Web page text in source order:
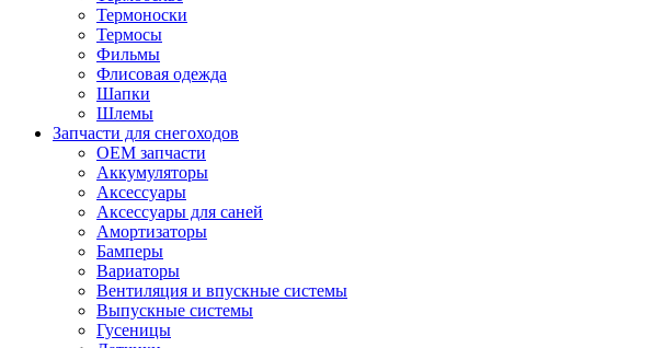
Термоноски
Термосы
Фильмы
Флисовая одежда
Шапки
Шлемы
Запчасти для снегоходов
OEM запчасти
Аккумуляторы
Аксессуары
Аксессуары для саней
Амортизаторы
Бамперы
Вариаторы
Вентиляция и впускные системы
Выпускные системы
Гусеницы